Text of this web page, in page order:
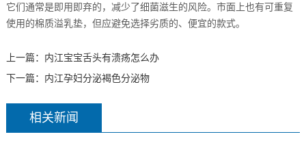
它们通常是即用即弃的，减少了细菌滋生的风险。市面上也有可重复
使用的棉质溢乳垫，但应避免选择劣质的、便宜的款式。
上一篇： 内江宝宝舌头有溃疡怎么办
下一篇： 内江孕妇分泌褐色分泌物
相关新闻